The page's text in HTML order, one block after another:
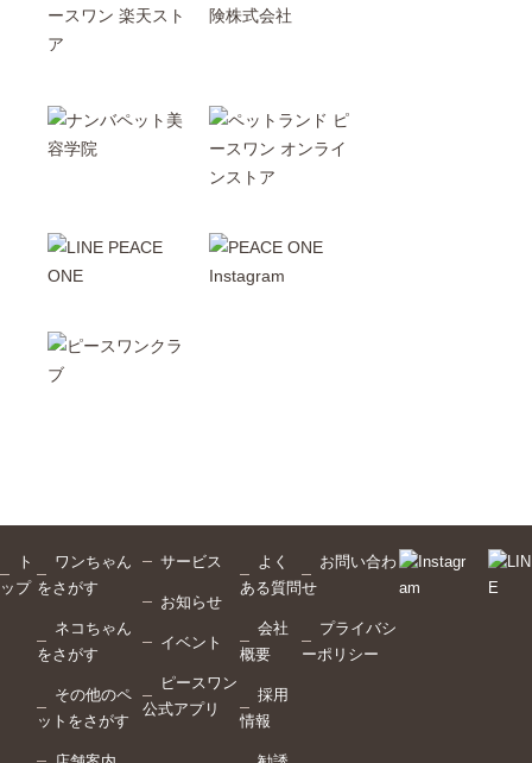
ト
ップ
ワンちゃん
をさがす
ネコちゃん
をさがす
その他のペ
ットをさがす
サービス
お知らせ
イベント
ピースワン
公式アプリ
よく
ある質問
会社
概要
採用
情報
お問い合わ
せ
プライバシ
ーポリシー